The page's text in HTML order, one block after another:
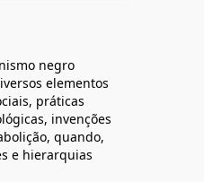
negro
elementos
práticas
invenções
quando,
e hierarquias